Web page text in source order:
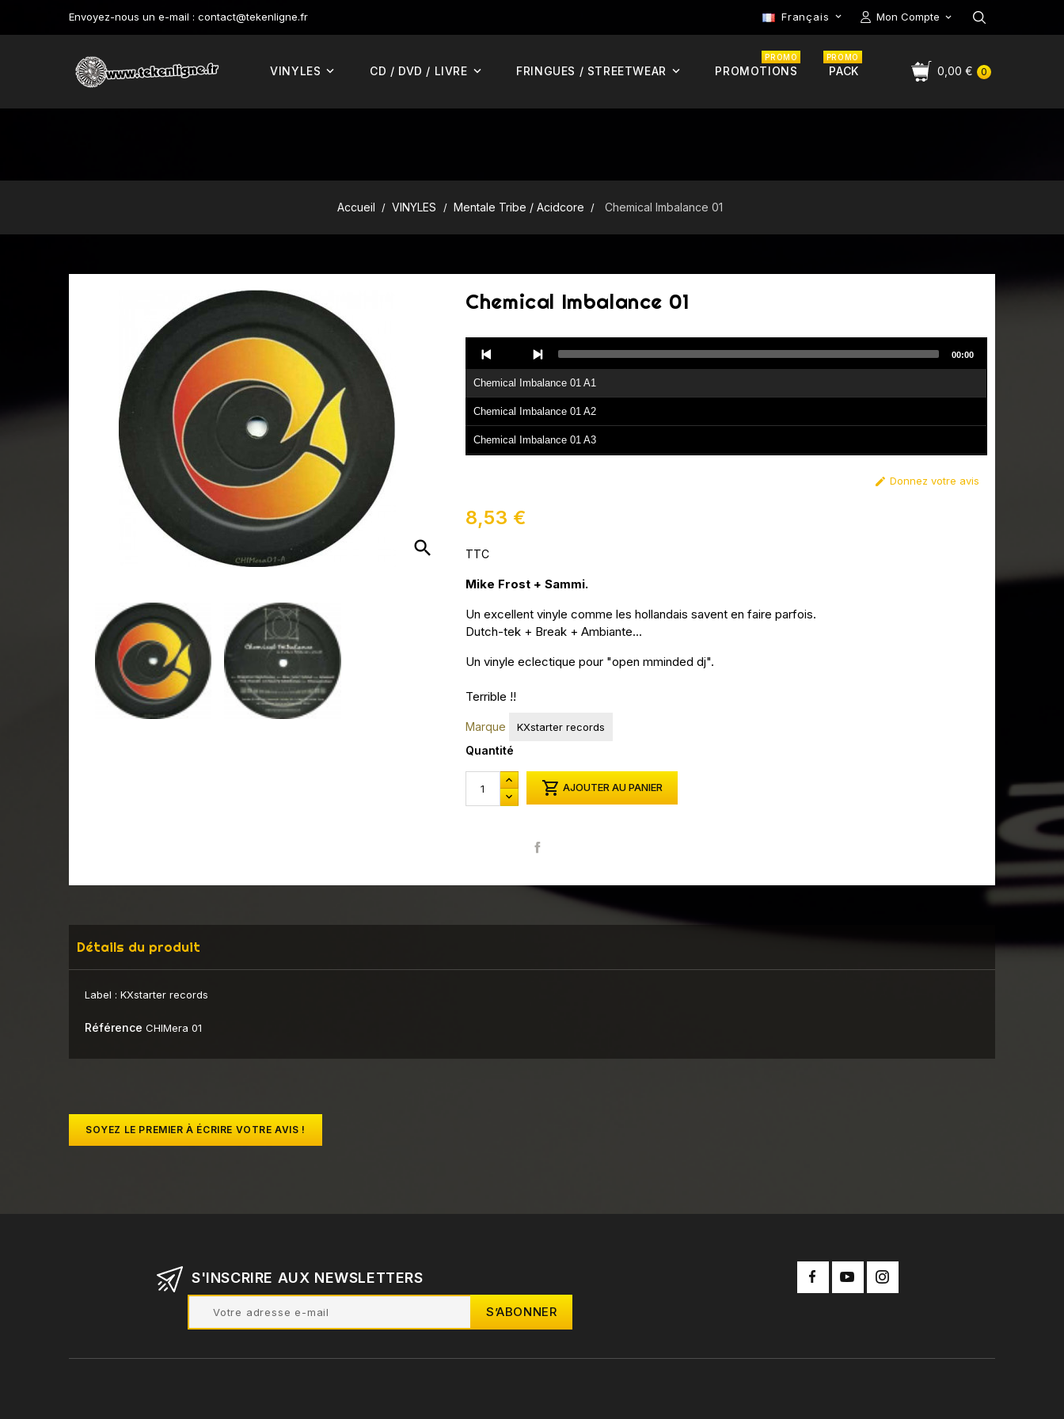
Envoyez-nous un e-mail : contact@tekenligne.fr Mon Compte
Français 
0
0,00 €
VINYLES CD / DVD / LIVRE FRINGUES / STREETWEAR PROMOTIONS
PROMO
PACK
PROMO
Accueil VINYLES Mentale Tribe / Acidcore Chemical Imbalance 01
search
Chemical Imbalance 01
Player
Chemical Imbalance 01 A1
Chemical Imbalance 01 A2
Chemical Imbalance 01 A3
00:00
 Donnez votre avis
8,53 €
TTC
Mike Frost + Sammi.
Un excellent vinyle comme les hollandais savent en faire parfois.
Dutch-tek + Break + Ambiante...
Un vinyle eclectique pour "open mminded dj".
Terrible !!
Marque KXstarter records
Quantité
 AJOUTER AU PANIER
Détails du produit
Label : KXstarter records
Référence CHIMera 01
SOYEZ LE PREMIER À ÉCRIRE VOTRE AVIS !
S'INSCRIRE AUX NEWSLETTERS